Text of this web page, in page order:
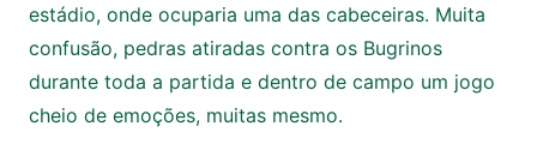
estádio, onde ocuparia uma das cabeceiras. Muita
confusão, pedras atiradas contra os Bugrinos
durante toda a partida e dentro de campo um jogo
cheio de emoções, muitas mesmo.